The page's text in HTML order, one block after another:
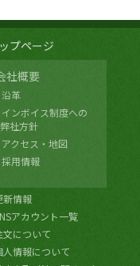
プページ
社概要
沿革
インボイス制度への
弊社方針
アクセス・地図
採用情報
新情報
アカウント一覧
文について
人情報について